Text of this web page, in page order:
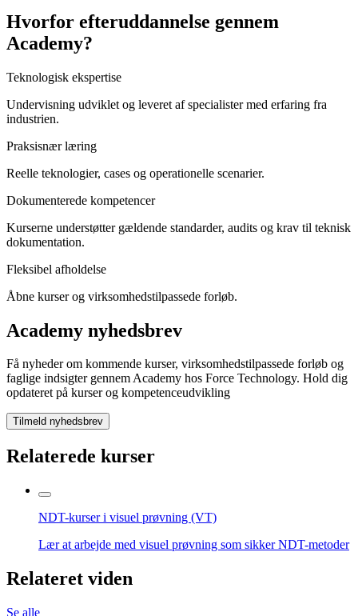
Hvorfor efteruddannelse gennem
Academy?
Teknologisk ekspertise
Undervisning udviklet og leveret af specialister med erfaring fra
industrien.
Praksisnær læring
Reelle teknologier, cases og operationelle scenarier.
Dokumenterede kompetencer
Kurserne understøtter gældende standarder, audits og krav til teknisk
dokumentation.
Fleksibel afholdelse
Åbne kurser og virksomhedstilpassede forløb.
Academy nyhedsbrev
Få nyheder om kommende kurser, virksomhedstilpassede forløb og
faglige indsigter gennem Academy hos Force Technology. Hold dig
opdateret på kurser og kompetenceudvikling
Tilmeld nyhedsbrev
Relaterede kurser
NDT-kurser i visuel prøvning (VT)
Lær at arbejde med visuel prøvning som sikker NDT-metoder
Relateret viden
Se alle